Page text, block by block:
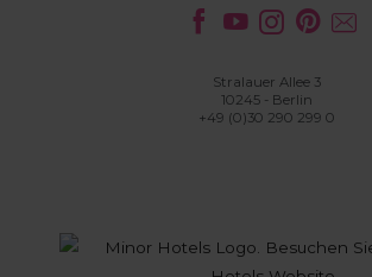
Stralauer Allee 3
10245 - Berlin
+49 (0)30 290 299 0